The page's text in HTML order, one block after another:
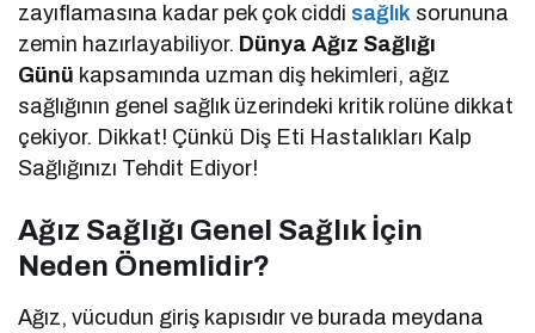
zayıflamasına kadar pek çok ciddi sağlık sorununa
zemin hazırlayabiliyor. Dünya Ağız Sağlığı
Günü kapsamında uzman diş hekimleri, ağız
sağlığının genel sağlık üzerindeki kritik rolüne dikkat
çekiyor. Dikkat! Çünkü Diş Eti Hastalıkları Kalp
Sağlığınızı Tehdit Ediyor!
Ağız Sağlığı Genel Sağlık İçin
Neden Önemlidir?
Ağız, vücudun giriş kapısıdır ve burada meydana